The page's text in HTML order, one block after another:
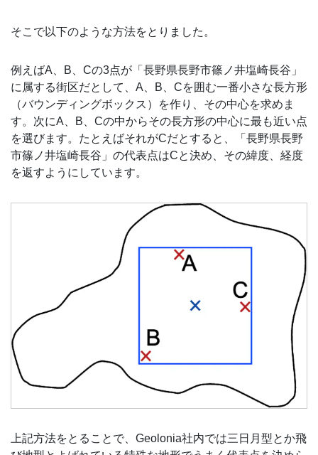
そこで以下のような方法をとりました。
例えばA、B、Cの3点が「長野県長野市篠ノ井塩崎長谷」
に属する街区だとして、A、B、Cを囲む一番小さな長方形
（バウンディングボックス）を作り、その中心を求めま
す。次にA、B、Cの中からその長方形の中心に最も近い点
を選びます。たとえばそれがCだとすると、「長野県長野
市篠ノ井塩崎長谷」の代表点はCと決め、その緯度、経度
を返すようにしています。
上記方法をとることで、Geolonia社内では三日月型とか飛